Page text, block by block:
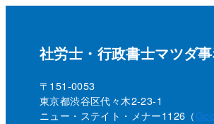
社労士・行政書士マツダ
〒151-0053
東京都渋谷区代々木2-23-1
ニュー・ステイト・メナー1126（